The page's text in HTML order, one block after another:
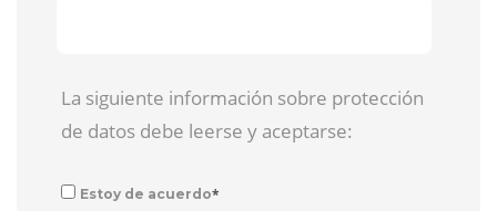
La siguiente información sobre protección
de datos debe leerse y aceptarse:
Estoy de acuerdo*